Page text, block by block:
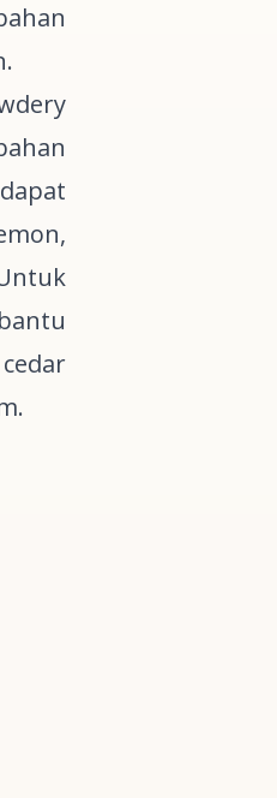
cedar